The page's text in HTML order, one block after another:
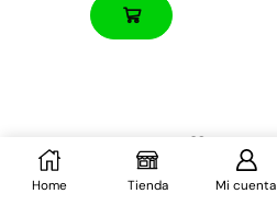
Home Tienda Mi cuenta